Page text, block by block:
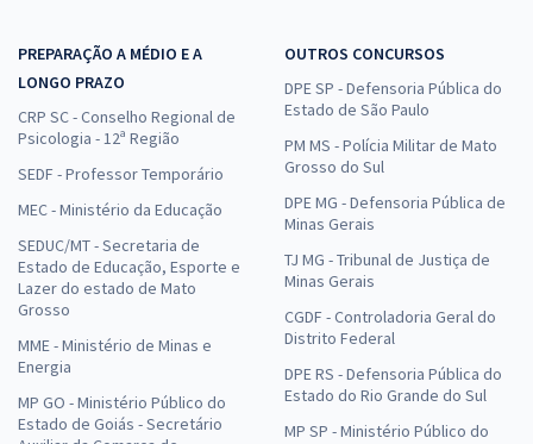
PREPARAÇÃO A MÉDIO E A
LONGO PRAZO
CRP SC - Conselho Regional de
Psicologia - 12ª Região
SEDF - Professor Temporário
MEC - Ministério da Educação
SEDUC/MT - Secretaria de
Estado de Educação, Esporte e
Lazer do estado de Mato
Grosso
MME - Ministério de Minas e
Energia
MP GO - Ministério Público do
Estado de Goiás - Secretário
OUTROS CONCURSOS
DPE SP - Defensoria Pública do
Estado de São Paulo
PM MS - Polícia Militar de Mato
Grosso do Sul
DPE MG - Defensoria Pública de
Minas Gerais
TJ MG - Tribunal de Justiça de
Minas Gerais
CGDF - Controladoria Geral do
Distrito Federal
DPE RS - Defensoria Pública do
Estado do Rio Grande do Sul
MP SP - Ministério Público do